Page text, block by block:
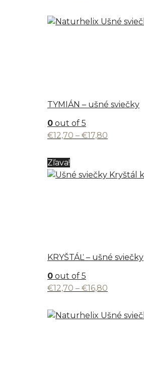
€12,70
TYMIÁN – ušné sviečky
0 out of 5
€12,70 – €17,80
through
Zľava!
KRYŠTÁĽ – ušné sviečky
0 out of 5
€12,70 – €16,80
€12,70